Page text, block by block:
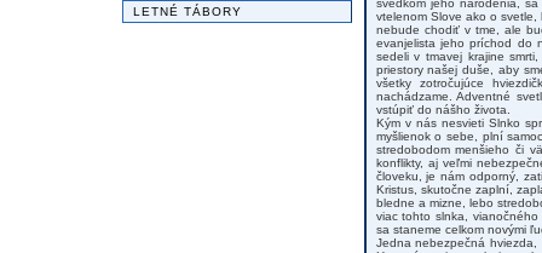
LETNÉ TÁBORY
svedkom jeho narodenia,
vtelenom Slove ako o svetle,
nebude chodiť v tme, ale
evanjelista jeho príchod do
sedeli v tmavej krajine
priestory našej duše, aby
všetky zotročujúce
nachádzame. Adventné
vstúpiť do nášho života.
Kým v nás nesvieti Slnko
myšlienok o sebe, plní
stredobodom menšieho či
konflikty, aj veľmi
človeku, je nám odporný,
Kristus, skutočne zaplní,
bledne a mizne, lebo
viac tohto slnka,
sa staneme celkom novými
Jedna nebezpečná